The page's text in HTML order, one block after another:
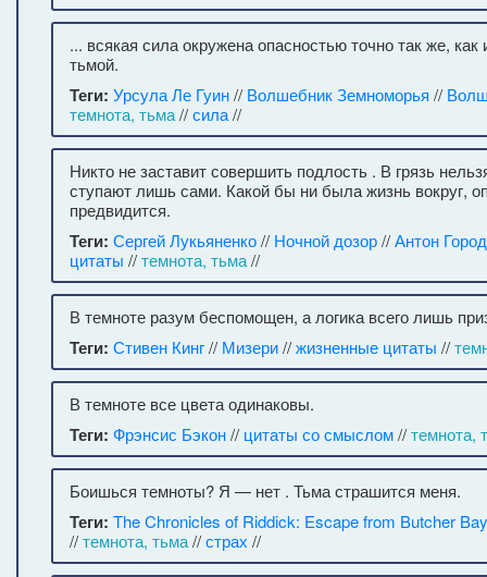
... всякая сила окружена опасностью точно так же,
тьмой.
Теги: Урсула Ле Гуин// Волшебник Земноморья //
темнота, тьма//сила//
Никто не заставит совершить подлость . В грязь
ступают лишь сами. Какой бы ни была жизнь вокруг,
предвидится.
Теги: Сергей Лукьяненко// Ночной дозор//Антон
цитаты //темнота, тьма//
В темноте разум беспомощен, а логика всего лишь
Теги: Стивен Кинг// Мизери//жизненные цитаты //
В темноте все цвета одинаковы.
Теги: Фрэнсис Бэкон// цитаты со смыслом//темнота,
Боишься темноты? Я — нет . Тьма страшится меня.
Теги: The Chronicles of Riddick: Escape from Butcher Bay
//темнота, тьма//страх //